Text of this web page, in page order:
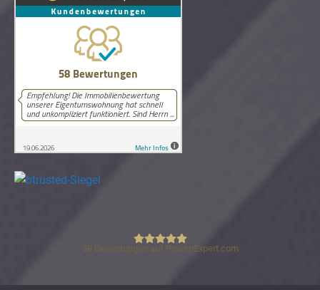
Lutz Schneider Immobilienbewertung
58 Bewertungen auf ProvenExpert.com